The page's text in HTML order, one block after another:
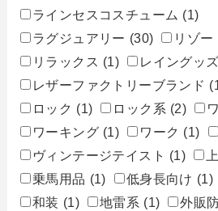
ラインセスコスチューム (1)
ラグジュアリー (30) リゾー
リラックス (1) レイングッズ
レザーファクトリーブランド
ロック (1) ロック系 (2)
ワーキング (1) ワーク (1)
ヴィンテージテイスト (1)
乗馬用品 (1) 低身長向け (1)
和装 (1) 地雷系 (1) 外販